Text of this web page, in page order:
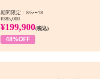
期間限定：8/5〜18
¥385,000
¥199,900(税込)
48%OFF